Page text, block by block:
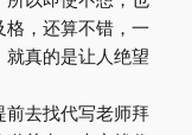
格，还算不错，一
就真的是让人绝望
前去找代写老师拜